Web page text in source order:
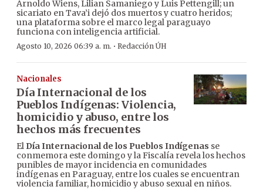
Arnoldo Wiens, Lilian Samaniego y Luis Pettengill; un
sicariato en Tava’i dejó dos muertos y cuatro heridos;
una plataforma sobre el marco legal paraguayo
funciona con inteligencia artificial.
Agosto 10, 2026 06:39 a. m. · Redacción ÚH
Nacionales
Día Internacional de los
Pueblos Indígenas: Violencia,
homicidio y abuso, entre los
hechos más frecuentes
El Día Internacional de los Pueblos Indígenas se
conmemora este domingo y la Fiscalía revela los hechos
punibles de mayor incidencia en comunidades
indígenas en Paraguay, entre los cuales se encuentran
violencia familiar, homicidio y abuso sexual en niños.